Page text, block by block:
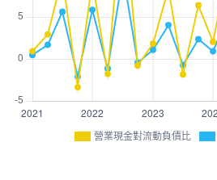
營業現金對流動負債比